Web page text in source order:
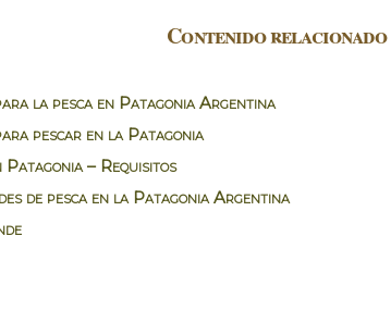
Contenido relacionado
la pesca en Patagonia Argentina
pescar en la Patagonia
Patagonia – Requisitos
de pesca en la Patagonia Argentina